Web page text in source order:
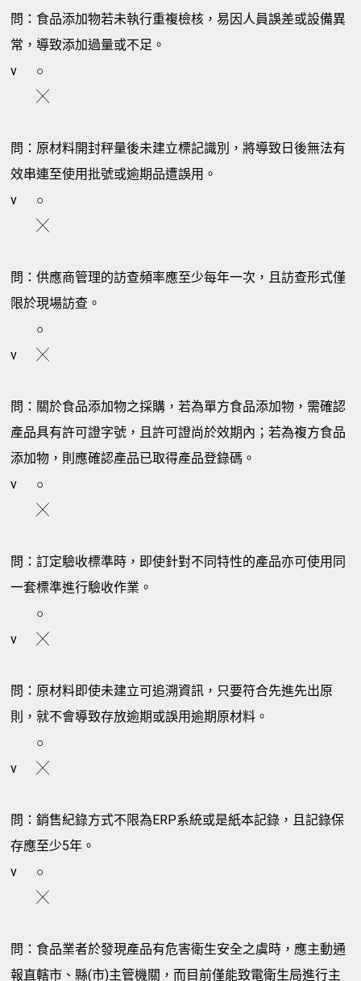
問：食品添加物若未執行重複檢核，易因人員誤差或設備異
常，導致添加過量或不足。
v
○
╳
問：原材料開封秤量後未建立標記識別，將導致日後無法有
效串連至使用批號或逾期品遭誤用。
v
○
╳
問：供應商管理的訪查頻率應至少每年一次，且訪查形式僅
限於現場訪查。
○
v
╳
問：關於食品添加物之採購，若為單方食品添加物，需確認
產品具有許可證字號，且許可證尚於效期內；若為複方食品
添加物，則應確認產品已取得產品登錄碼。
v
○
╳
問：訂定驗收標準時，即使針對不同特性的產品亦可使用同
一套標準進行驗收作業。
○
v
╳
問：原材料即使未建立可追溯資訊，只要符合先進先出原
則，就不會導致存放逾期或誤用逾期原材料。
○
v
╳
問：銷售紀錄方式不限為ERP系統或是紙本記錄，且記錄保
存應至少5年。
v
○
╳
問：食品業者於發現產品有危害衛生安全之虞時，應主動通
報直轄市、縣(市)主管機關，而目前僅能致電衛生局進行主